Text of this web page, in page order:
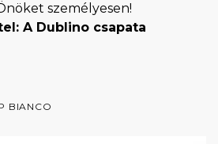
személyesen!
A Dublino csapata
BIANCO